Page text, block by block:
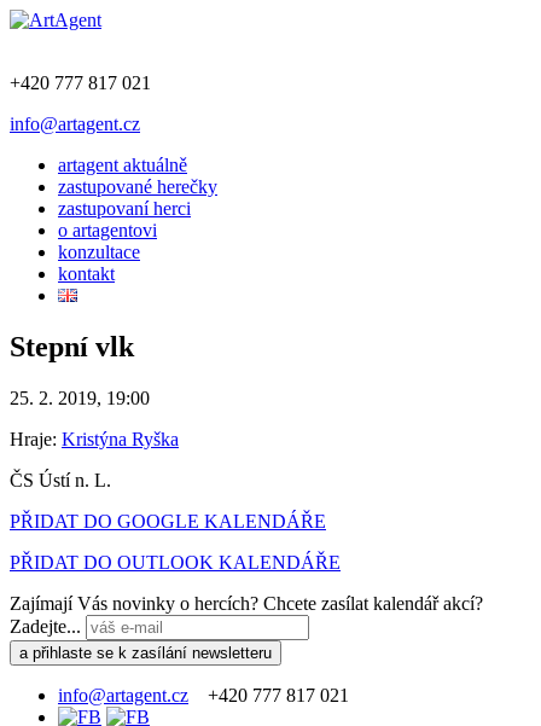
+420 777 817 021
info@artagent.cz
artagent aktuálně
zastupované herečky
zastupovaní herci
o artagentovi
konzultace
kontakt
Stepní vlk
25. 2. 2019, 19:00
Hraje: Kristýna Ryška
ČS Ústí n. L.
PŘIDAT DO GOOGLE KALENDÁŘE
PŘIDAT DO OUTLOOK KALENDÁŘE
Zajímají Vás novinky o hercích? Chcete zasílat kalendář akcí?
Zadejte...
info@artagent.cz +420 777 817 021